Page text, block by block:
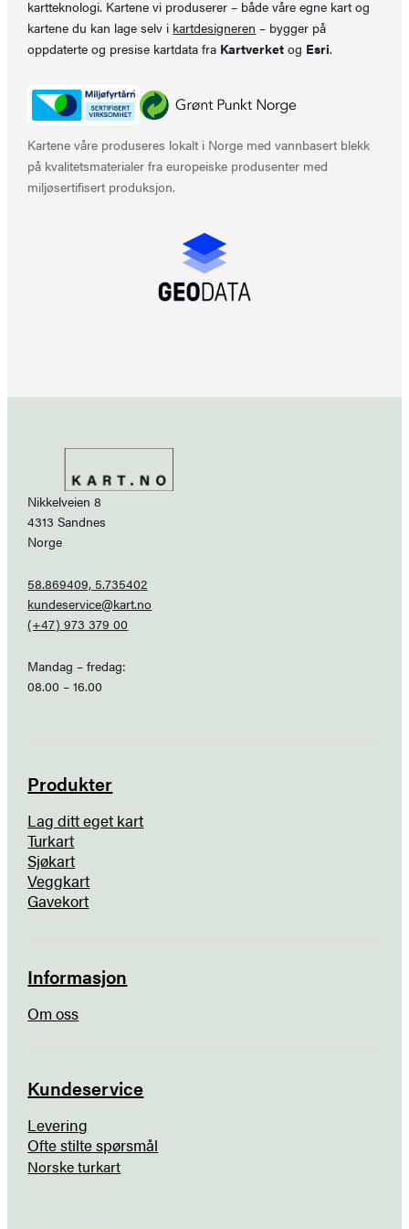
kartteknologi. Kartene vi produserer – både våre egne kart og
kartene du kan lage selv i kartdesigneren – bygger på
oppdaterte og presise kartdata fra Kartverket og Esri.
Kartene våre produseres lokalt i Norge med vannbasert blekk
på kvalitetsmaterialer fra europeiske produsenter med
miljøsertifisert produksjon.
Nikkelveien 8
4313 Sandnes
Norge
58.869409, 5.735402
kundeservice@kart.no
(+47) 973 379 00
Mandag – fredag:
08.00 – 16.00
Produkter
Lag ditt eget kart
Turkart
Sjøkart
Veggkart
Gavekort
Informasjon
Om oss
Kundeservice
Levering
Ofte stilte spørsmål
Norske turkart